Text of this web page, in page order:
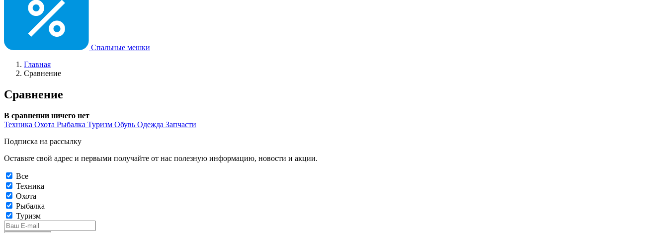
Спальные мешки
Главная
Сравнение
Сравнение
В сравнении ничего нет
Техника Охота Рыбалка Туризм Обувь Одежда Запчасти
Подписка на рассылку
Оставьте свой адрес и первыми получайте от нас полезную информацию, новости и акции.
Все
Техника
Охота
Рыбалка
Туризм